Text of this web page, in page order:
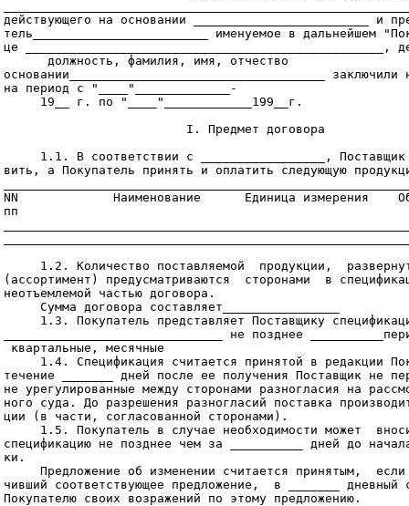
действующего на основании ________________________ и
тель________________________ именуемое в дальнейшем
це _________________________________________________,
      должность, фамилия, имя, отчество
основании___________________________________ заключили
на период с "____"_____________-
     19__ г. по "____"____________199__г.
                         I. Предмет договора
1.1. В соответствии с _________________,
вить, а Покупатель принять и оплатить следующую
NN             Наименование      Единица измерения
пп
1.2. Количество поставляемой  продукции,
(ассортимент) предусматриваются  сторонами  в
неотъемлемой частью договора.
     Сумма договора составляет________________
1.3. Покупатель представляет Поставщику
______________________________ не позднее
квартальные, месячные
1.4. Спецификация считается принятой в редакции
течение _______ дней после ее получения Поставщик не
не урегулированные между сторонами разногласия на
ного суда. До разрешения разногласий поставка
ции (в части, согласованной сторонами).
1.5. Покупатель в случае необходимости может
спецификацию не позднее чем за __________ дней до
ки.
Предложение об изменении считается принятым,
чивший соответствующее предложение,  в _______
Покупателю своих возражений по этому предложению.